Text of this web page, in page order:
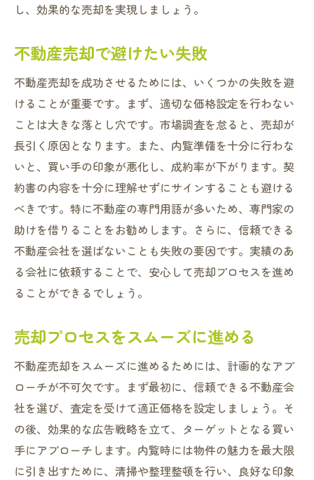
し、効果的な売却を実現しましょう。
不動産売却で避けたい失敗
不動産売却を成功させるためには、いくつかの失敗を避
けることが重要です。まず、適切な価格設定を行わない
ことは大きな落とし穴です。市場調査を怠ると、売却が
長引く原因となります。また、内覧準備を十分に行わな
いと、買い手の印象が悪化し、成約率が下がります。契
約書の内容を十分に理解せずにサインすることも避ける
べきです。特に不動産の専門用語が多いため、専門家の
助けを借りることをお勧めします。さらに、信頼できる
不動産会社を選ばないことも失敗の要因です。実績のあ
る会社に依頼することで、安心して売却プロセスを進め
ることができるでしょう。
売却プロセスをスムーズに進める
不動産売却をスムーズに進めるためには、計画的なアプ
ローチが不可欠です。まず最初に、信頼できる不動産会
社を選び、査定を受けて適正価格を設定しましょう。そ
の後、効果的な広告戦略を立て、ターゲットとなる買い
手にアプローチします。内覧時には物件の魅力を最大限
に引き出すために、清掃や整理整頓を行い、良好な印象